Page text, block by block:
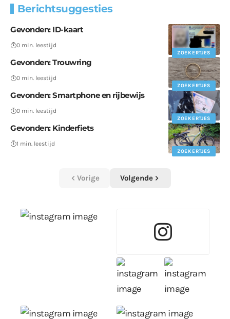
Berichtsuggesties
ZOEKERTJES
Gevonden: ID-kaart
0 min. leestijd
ZOEKERTJES
Gevonden: Trouwring
0 min. leestijd
ZOEKERTJES
Gevonden: Smartphone en rijbewijs
0 min. leestijd
ZOEKERTJES
Gevonden: Kinderfiets
1 min. leestijd
Vorige Volgende